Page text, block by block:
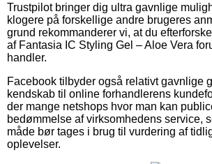
Trustpilot bringer dig ultra gavnlige
klogere på forskellige andre brugeres
grund rekommanderer vi, at du
af Fantasia IC Styling Gel – Aloe Vera
handler.
Facebook tilbyder også relativt gavnlige
kendskab til online forhandlerens
der mange netshops hvor man kan
bedømmelse af virksomhedens service,
måde bør tages i brug til vurdering af
oplevelser.